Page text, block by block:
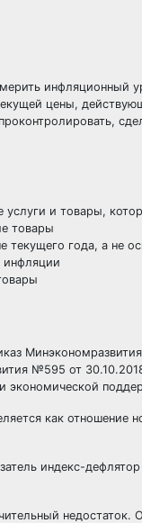
инфляционный
цены,
услуги и товары,
товары
текущего года, а не
инфляции
№595 от
экономической
как отношение
индекс-